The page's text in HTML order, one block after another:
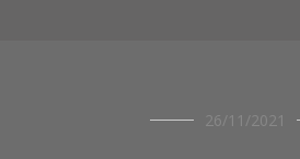
OPINIÓN
26/11/2021